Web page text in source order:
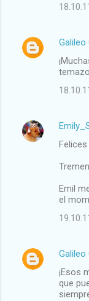
Galileo
Felices
Emil
el
Galileo
¡Esos
que